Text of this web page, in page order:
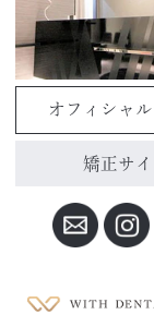
オフィシャル
矯正サイ